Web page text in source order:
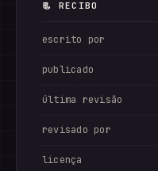
📃 RECIBO
escrito por
publicado
última revisão
revisado por
licença